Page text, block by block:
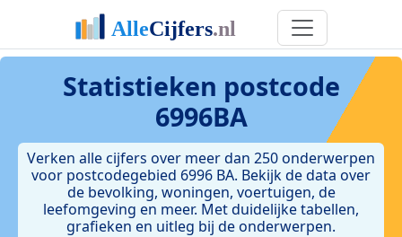
Statistieken postcode
6996BA
Verken alle cijfers over meer dan 250 onderwerpen
voor postcodegebied 6996 BA. Bekijk de data over
de bevolking, woningen, voertuigen, de
leefomgeving en meer. Met duidelijke tabellen,
grafieken en uitleg bij de onderwerpen.